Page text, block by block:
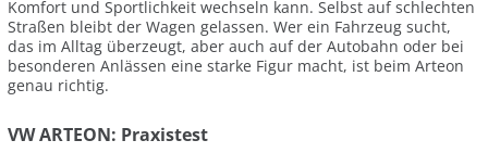
Komfort und Sportlichkeit wechseln kann. Selbst auf schlechten
Straßen bleibt der Wagen gelassen. Wer ein Fahrzeug sucht,
das im Alltag überzeugt, aber auch auf der Autobahn oder bei
besonderen Anlässen eine starke Figur macht, ist beim Arteon
genau richtig.
VW ARTEON: Praxistest